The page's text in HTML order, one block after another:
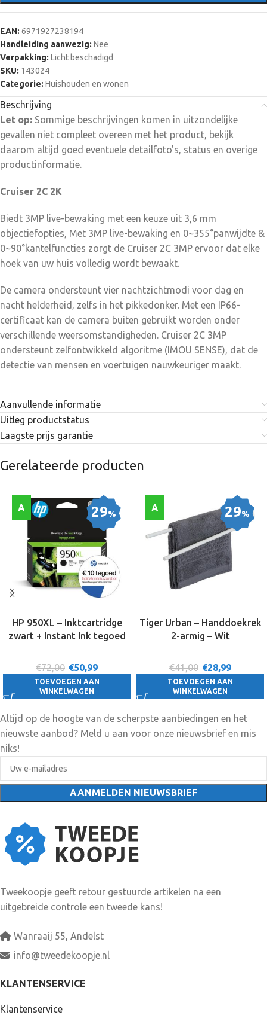
EAN: 6971927238194
Handleiding aanwezig: Nee
Verpakking: Licht beschadigd
SKU: 143024
Categorie: Huishouden en wonen
Beschrijving
Let op: Sommige beschrijvingen komen in uitzondelijke
gevallen niet compleet overeen met het product, bekijk
daarom altijd goed eventuele detailfoto's, status en overige
productinformatie.
Cruiser 2C 2K
Biedt 3MP live-bewaking met een keuze uit 3,6 mm
objectiefopties, Met 3MP live-bewaking en 0~355°panwijdte &
0~90°kantelfuncties zorgt de Cruiser 2C 3MP ervoor dat elke
hoek van uw huis volledig wordt bewaakt.
De camera ondersteunt vier nachtzichtmodi voor dag en
nacht helderheid, zelfs in het pikkedonker. Met een IP66-
certificaat kan de camera buiten gebruikt worden onder
verschillende weersomstandigheden. Cruiser 2C 3MP
ondersteunt zelfontwikkeld algoritme (IMOU SENSE), dat de
detectie van mensen en voertuigen nauwkeuriger maakt.
Aanvullende informatie
Uitleg productstatus
Laagste prijs garantie
Gerelateerde producten
29%
A
HP 950XL – Inktcartridge
zwart + Instant Ink tegoed
€72,00 €50,99
TOEVOEGEN AAN
WINKELWAGEN
29%
A
Tiger Urban – Handdoekrek
2-armig – Wit
€41,00 €28,99
TOEVOEGEN AAN
WINKELWAGEN
Altijd op de hoogte van de scherpste aanbiedingen en het
nieuwste aanbod? Meld u aan voor onze nieuwsbrief en mis
niks!
Tweekoopje geeft retour gestuurde artikelen na een
uitgebreide controle een tweede kans!
Wanraaij 55, Andelst
info@tweedekoopje.nl
KLANTENSERVICE
Klantenservice